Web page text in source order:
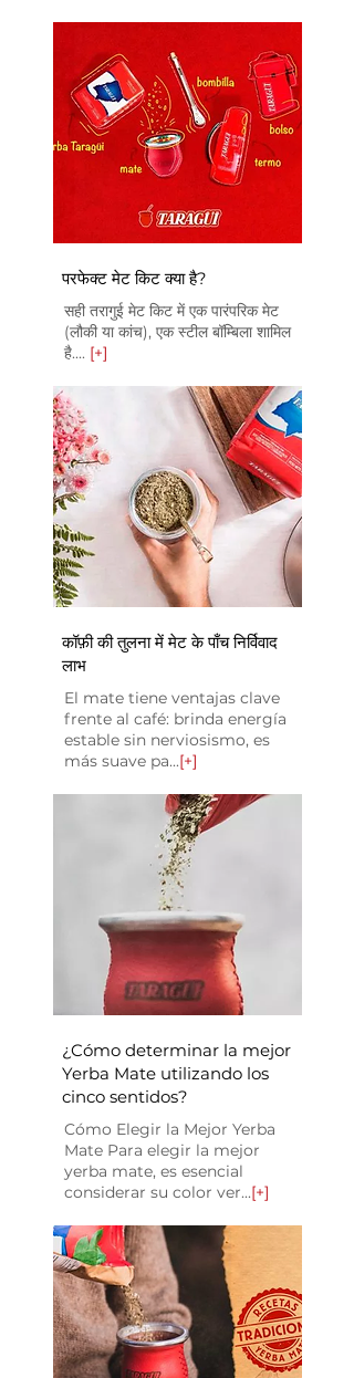
परफेक्ट मेट किट क्या है?
सही तरागुई मेट किट में एक पारंपरिक मेट
(लौकी या कांच), एक स्टील बॉम्बिला शामिल
है.... [+]
कॉफ़ी की तुलना में मेट के पाँच निर्विवाद
लाभ
El mate tiene ventajas clave
frente al café: brinda energía
estable sin nerviosismo, es
más suave pa...[+]
¿Cómo determinar la mejor
Yerba Mate utilizando los
cinco sentidos?
Cómo Elegir la Mejor Yerba
Mate Para elegir la mejor
yerba mate, es esencial
considerar su color ver...[+]